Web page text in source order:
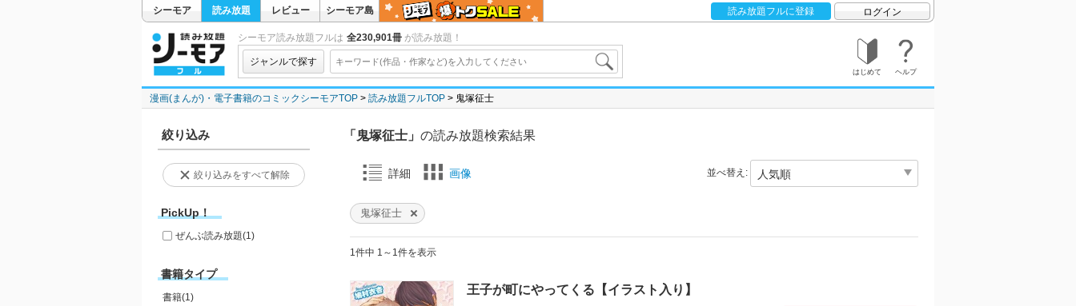
シーモア 読み放題 レビュー シーモア島 読み放題フルに登録 ログイン
シーモア読み放題フルは 全230,901冊 が読み放題！
ジャンルで探す
はじめて ヘルプ
漫画(まんが)・電子書籍のコミックシーモアTOP 読み放題フルTOP 鬼塚征士
絞り込み
絞り込みをすべて解除
PickUp！
ぜんぶ読み放題(1)
書籍タイプ
書籍(1)
「鬼塚征士」 の読み放題検索結果
詳細 画像 並べ替え:
鬼塚征士
1件中 1～1件を表示
王子が町にやってくる【イラスト入り】